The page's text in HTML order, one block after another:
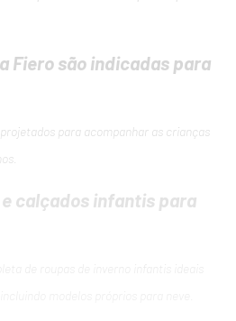
Fiero são indicadas para
para acompanhar as crianças
calçados infantis para